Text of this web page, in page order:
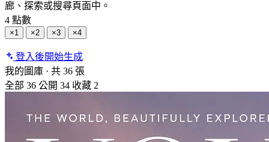
廊、探索或搜尋頁面中。
4 點數
×1 ×2 ×3 ×4
登入後開始生成
我的圖庫 · 共 36 張
全部 36 公開 34 收藏 2